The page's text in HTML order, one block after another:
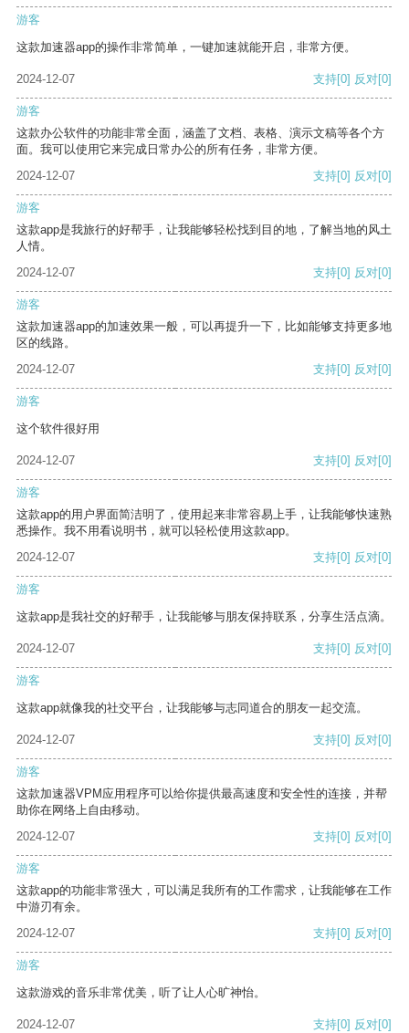
游客
这款加速器app的操作非常简单，一键加速就能开启，非常方便。
2024-12-07 支持[0] 反对[0]
游客
这款办公软件的功能非常全面，涵盖了文档、表格、演示文稿等各个方
面。我可以使用它来完成日常办公的所有任务，非常方便。
2024-12-07
支持[0] 反对[0]
游客
这款app是我旅行的好帮手，让我能够轻松找到目的地，了解当地的风土
人情。
2024-12-07
支持[0] 反对[0]
游客
这款加速器app的加速效果一般，可以再提升一下，比如能够支持更多地
区的线路。
2024-12-07
支持[0] 反对[0]
游客
这个软件很好用
2024-12-07 支持[0] 反对[0]
游客
这款app的用户界面简洁明了，使用起来非常容易上手，让我能够快速熟
悉操作。我不用看说明书，就可以轻松使用这款app。
2024-12-07
支持[0] 反对[0]
游客
这款app是我社交的好帮手，让我能够与朋友保持联系，分享生活点滴。
2024-12-07 支持[0] 反对[0]
游客
这款app就像我的社交平台，让我能够与志同道合的朋友一起交流。
2024-12-07 支持[0] 反对[0]
游客
这款加速器VPM应用程序可以给你提供最高速度和安全性的连接，并帮
助你在网络上自由移动。
2024-12-07
支持[0] 反对[0]
游客
这款app的功能非常强大，可以满足我所有的工作需求，让我能够在工作
中游刃有余。
2024-12-07
支持[0] 反对[0]
游客
这款游戏的音乐非常优美，听了让人心旷神怡。
2024-12-07 支持[0] 反对[0]